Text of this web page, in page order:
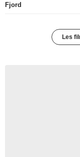
Fjord
Les